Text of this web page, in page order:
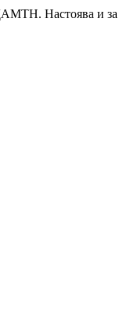
Настоява и за